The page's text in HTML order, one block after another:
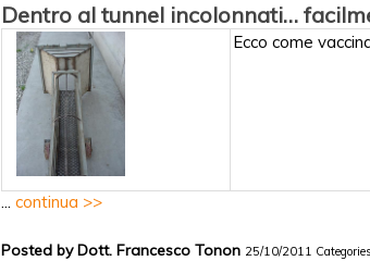
Dentro al tunnel incolonnati…
Ecco come
... continua >>
Posted by Dott. Francesco Tonon 25/10/2011